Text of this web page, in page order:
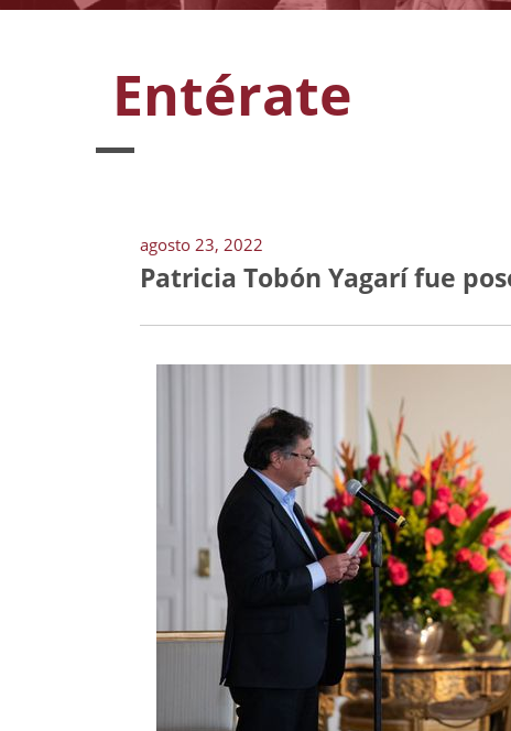
Entérate
agosto 23, 2022
Patricia Tobón Yagarí fue